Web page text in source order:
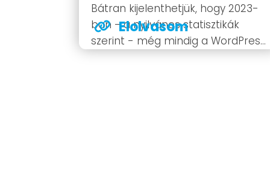
Bátran kijelenthetjük, hogy 2023-
ban - a nyilvános statisztikák
szerint - még mindig a WordPress
a legnépszerűbb módja egy-egy
Elolvasom